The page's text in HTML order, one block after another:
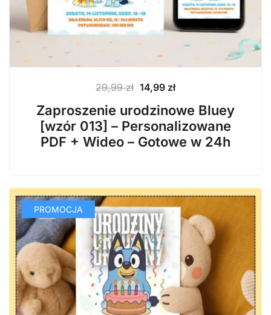
29,99zł Pierwotna
cena
wynosiła:
29,99 zł.
14,99 złAktualna
wynosi:
14,99 zł.
Zaproszenie urodzinowe Bluey
[wzór 013] – Personalizowane
PDF + Wideo – Gotowe w 24h
PROMOCJA